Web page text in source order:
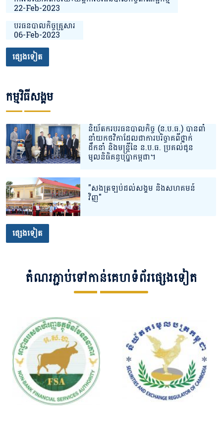
22-Feb-2023
បរធនបាលកិច្ចគ្រួសារ
06-Feb-2023
ផ្សេងទៀត
កម្មវិធីសង្គម
និយ័តករបរធនបាលកិច្ច (ន.ប.ធ.) បានពាំ
នាំយកថវិកាដែលជាការបរិច្ចាគពីថ្នាក់
ដឹកនាំ និងមន្ត្រីនៃ ន.ប.ធ. ប្រគល់ជូន
មូលនិធិគន្ធបុប្ផាកម្ពុជា។
"សងត្រឡប់ដល់សង្គម និងសហគមន៍
វិញ"
ផ្សេងទៀត
តំណរភ្ជាប់ទៅកាន់គេហទំព័រផ្សេងទៀត